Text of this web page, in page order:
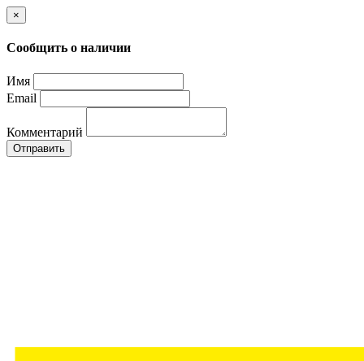
×
Сообщить о наличии
Имя
Email
Комментарий
Отправить